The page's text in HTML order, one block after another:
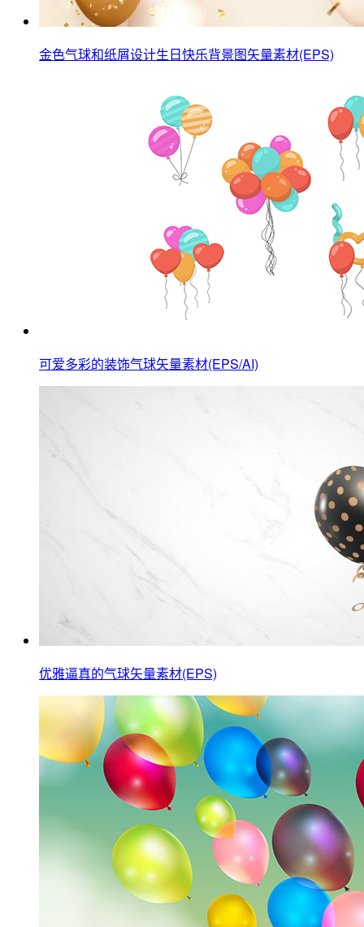
金色气球和纸屑设计生日快乐背景图矢量素材(EPS)
可爱多彩的装饰气球矢量素材(EPS/AI)
优雅逼真的气球矢量素材(EPS)